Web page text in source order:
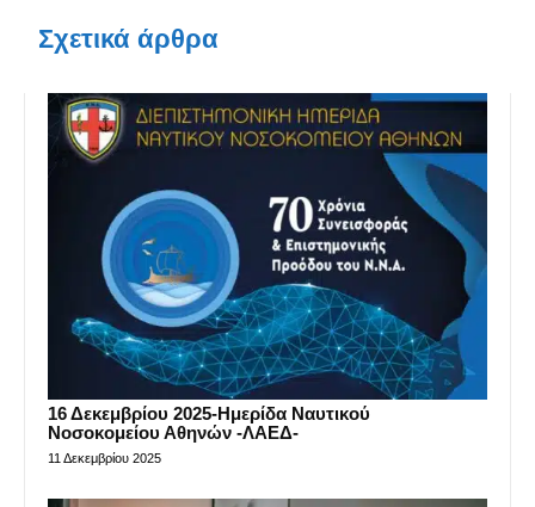
Σχετικά άρθρα
16 Δεκεμβρίου 2025-Ημερίδα Ναυτικού
Νοσοκομείου Αθηνών -ΛΑΕΔ-
11 Δεκεμβρίου 2025